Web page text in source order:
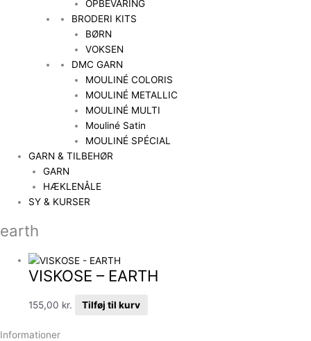
OPBEVARING
BRODERI KITS
BØRN
VOKSEN
DMC GARN
MOULINÉ COLORIS
MOULINÉ METALLIC
MOULINÉ MULTI
Mouliné Satin
MOULINÉ SPÉCIAL
GARN & TILBEHØR
GARN
HÆKLENÅLE
SY & KURSER
earth
VISKOSE – EARTH
155,00 kr. Tilføj til kurv
Informationer